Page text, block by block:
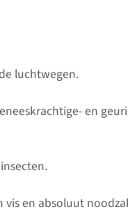
luchtwegen.
en
en absoluut